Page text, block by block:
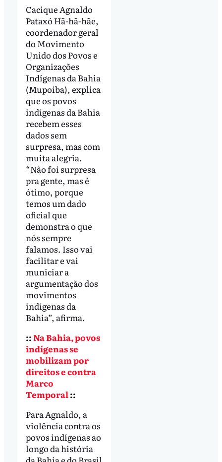
Cacique Agnaldo
Pataxó Hã-hã-hãe,
coordenador geral
do Movimento
Unido dos Povos e
Organizações
Indígenas da Bahia
(Mupoiba), explica
que os povos
indígenas da Bahia
recebem esses
dados sem
surpresa, mas com
muita alegria.
“Não foi surpresa
pra gente, mas é
ótimo, porque
temos um dado
oficial que
demonstra o que
nós sempre
falamos. Isso vai
facilitar e vai
municiar a
argumentação dos
movimentos
indígenas da
Bahia”, afirma.
::Na Bahia, povos
indígenas se
mobilizam por
direitos e contra
Marco
Temporal::
Para Agnaldo, a
violência contra os
povos indígenas ao
longo da história